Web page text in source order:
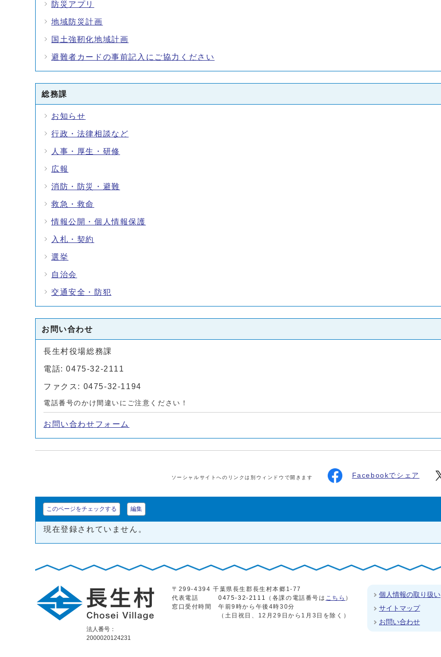
防災アプリ
地域防災計画
国土強靭化地域計画
避難者カードの事前記入にご協力ください
総務課
お知らせ
行政・法律相談など
人事・厚生・研修
広報
消防・防災・避難
救急・救命
情報公開・個人情報保護
入札・契約
選挙
自治会
交通安全・防犯
お問い合わせ
長生村役場総務課
電話: 0475-32-2111
ファクス: 0475-32-1194
電話番号のかけ間違いにご注意ください！
お問い合わせフォーム
ソーシャルサイトへのリンクは別ウィンドウで開きます Facebookでシェア
このページをチェックする 編集
現在登録されていません。
法人番号：
2000020124231
〒299-4394 千葉県長生郡長生村本郷1-77
代表電話
0475-32-2111 （各課の電話番号は こちら ）
窓口受付時間
午前9時から午後4時30分
（土日祝日、12月29日から1月3日を除く）
個人情報の取り扱い
サイトマップ
お問い合わせ